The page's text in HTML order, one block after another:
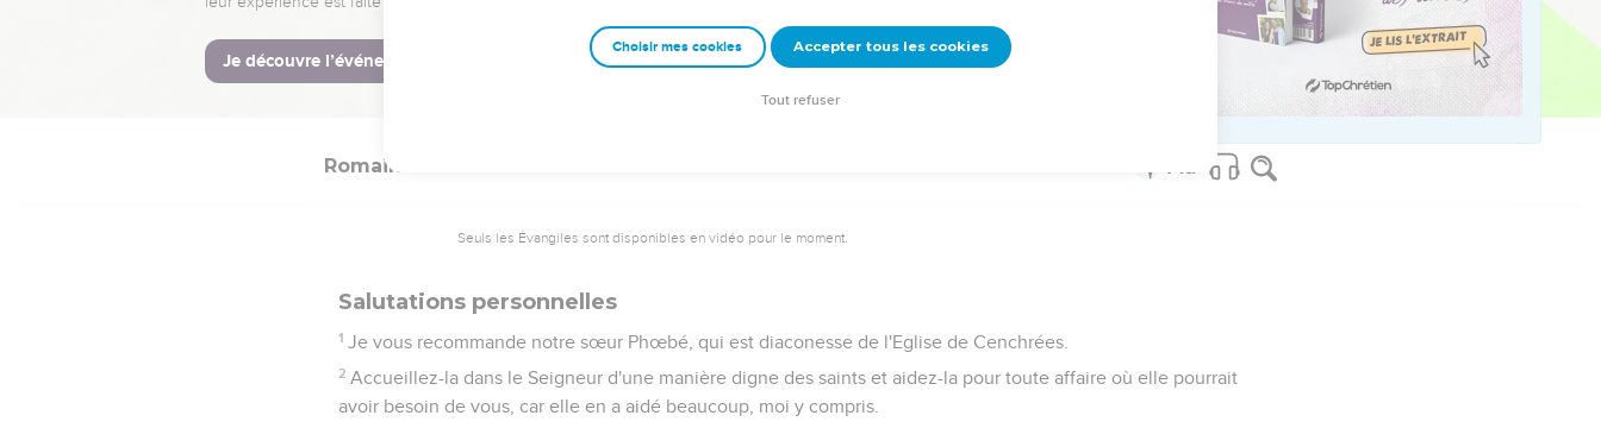
Ainsi je pourrai venir chez vous dans la joie, si c'est la volonté de Dieu, et trouver un peu de repos au milieu
de vous.
Que le Dieu de la paix soit avec vous tous ! Amen !
Romains
Seuls les Évangiles sont disponibles en vidéo pour le moment.
Salutations personnelles
1 Je vous recommande notre sœur Phœbé, qui est diaconesse de l'Eglise de Cenchrées.
2 Accueillez-la dans le Seigneur d'une manière digne des saints et aidez-la pour toute affaire où elle pourrait
avoir besoin de vous, car elle en a aidé beaucoup, moi y compris.
Choisir mes cookies Accepter tous les cookies
Tout refuser